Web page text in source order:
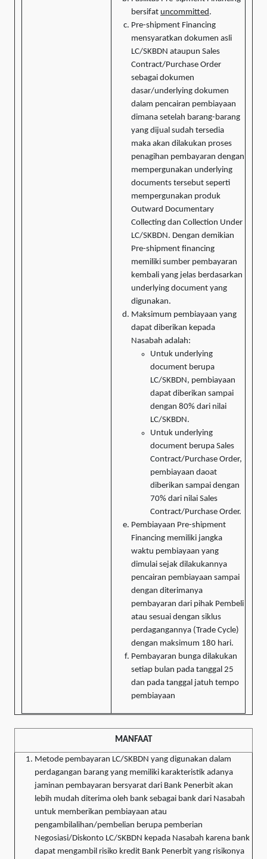
bersifat uncommitted .
Pre-shipment Financing
mensyaratkan dokumen asli
LC/SKBDN ataupun Sales
Contract/Purchase Order
sebagai dokumen
dasar/underlying dokumen
dalam pencairan pembiayaan
dimana setelah barang-barang
yang dijual sudah tersedia
maka akan dilakukan proses
penagihan pembayaran dengan
mempergunakan underlying
documents tersebut seperti
mempergunakan produk
Outward Documentary
Collecting dan Collection Under
LC/SKBDN. Dengan demikian
Pre-shipment financing
memiliki sumber pembayaran
kembali yang jelas berdasarkan
underlying document yang
digunakan.
Maksimum pembiayaan yang
dapat diberikan kepada
Nasabah adalah:
Untuk underlying
document berupa
LC/SKBDN, pembiayaan
dapat diberikan sampai
dengan 80% dari nilai
LC/SKBDN.
Untuk underlying
document berupa Sales
Contract/Purchase Order,
pembiayaan daoat
diberikan sampai dengan
70% dari nilai Sales
Contract/Purchase Order.
Pembiayaan Pre-shipment
Financing memiliki jangka
waktu pembiayaan yang
dimulai sejak dilakukannya
pencairan pembiayaan sampai
dengan diterimanya
pembayaran dari pihak Pembeli
atau sesuai dengan siklus
perdagangannya (Trade Cycle)
dengan maksimum 180 hari.
Pembayaran bunga dilakukan
setiap bulan pada tanggal 25
dan pada tanggal jatuh tempo
pembiayaan
MANFAAT
Metode pembayaran LC/SKBDN yang digunakan dalam
perdagangan barang yang memiliki karakteristik adanya
jaminan pembayaran bersyarat dari Bank Penerbit akan
lebih mudah diterima oleh bank sebagai bank dari Nasabah
untuk memberikan pembiayaan atau
pengambilalihan/pembelian berupa pemberian
Negosiasi/Diskonto LC/SKBDN kepada Nasabah karena bank
dapat mengambil risiko kredit Bank Penerbit yang risikonya